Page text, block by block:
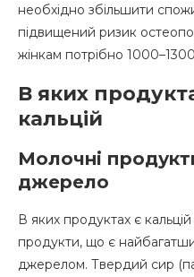
необхідно збільшити
підвищений ризик
жінкам потрібно
В яких
кальцій
Молочні
джерело
В яких продуктах є
продукти, що є
джерелом. Твердий сир